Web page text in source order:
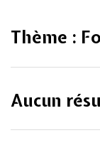
Thème :
Aucun